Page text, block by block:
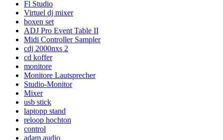
Fl Studio
Virtuel dj mixer
boxen set
ADJ Pro Event Table II
Midi Controller Sampler
cdj 2000nxs 2
cd koffer
monitore
Monitore Lautsprecher
Studio-Monitor
Mixer
usb stick
laptopp stand
reloop hochton
control
adam audio